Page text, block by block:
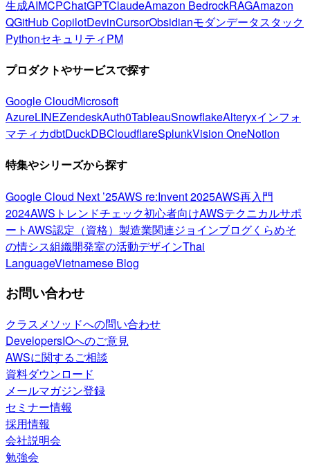
生成AIMCPChatGPTClaudeAmazon BedrockRAGAmazon
QGitHub CopilotDevinCursorObsidianモダンデータスタック
PythonセキュリティPM
プロダクトやサービスで探す
Google CloudMicrosoft
AzureLINEZendeskAuth0TableauSnowflakeAlteryxインフォ
マティカdbtDuckDBCloudflareSplunkVision OneNotion
特集やシリーズから探す
Google Cloud Next ’25AWS re:Invent 2025AWS再入門
2024AWSトレンドチェック初心者向けAWSテクニカルサポ
ートAWS認定（資格） 製造業関連ジョインブログくらめそ
の情シス組織開発室の活動デザインThai
LanguageVietnamese Blog
お問い合わせ
クラスメソッドへの問い合わせ
DevelopersIOへのご意見
AWSに関するご相談
資料ダウンロード
メールマガジン登録
セミナー情報
採用情報
会社説明会
勉強会